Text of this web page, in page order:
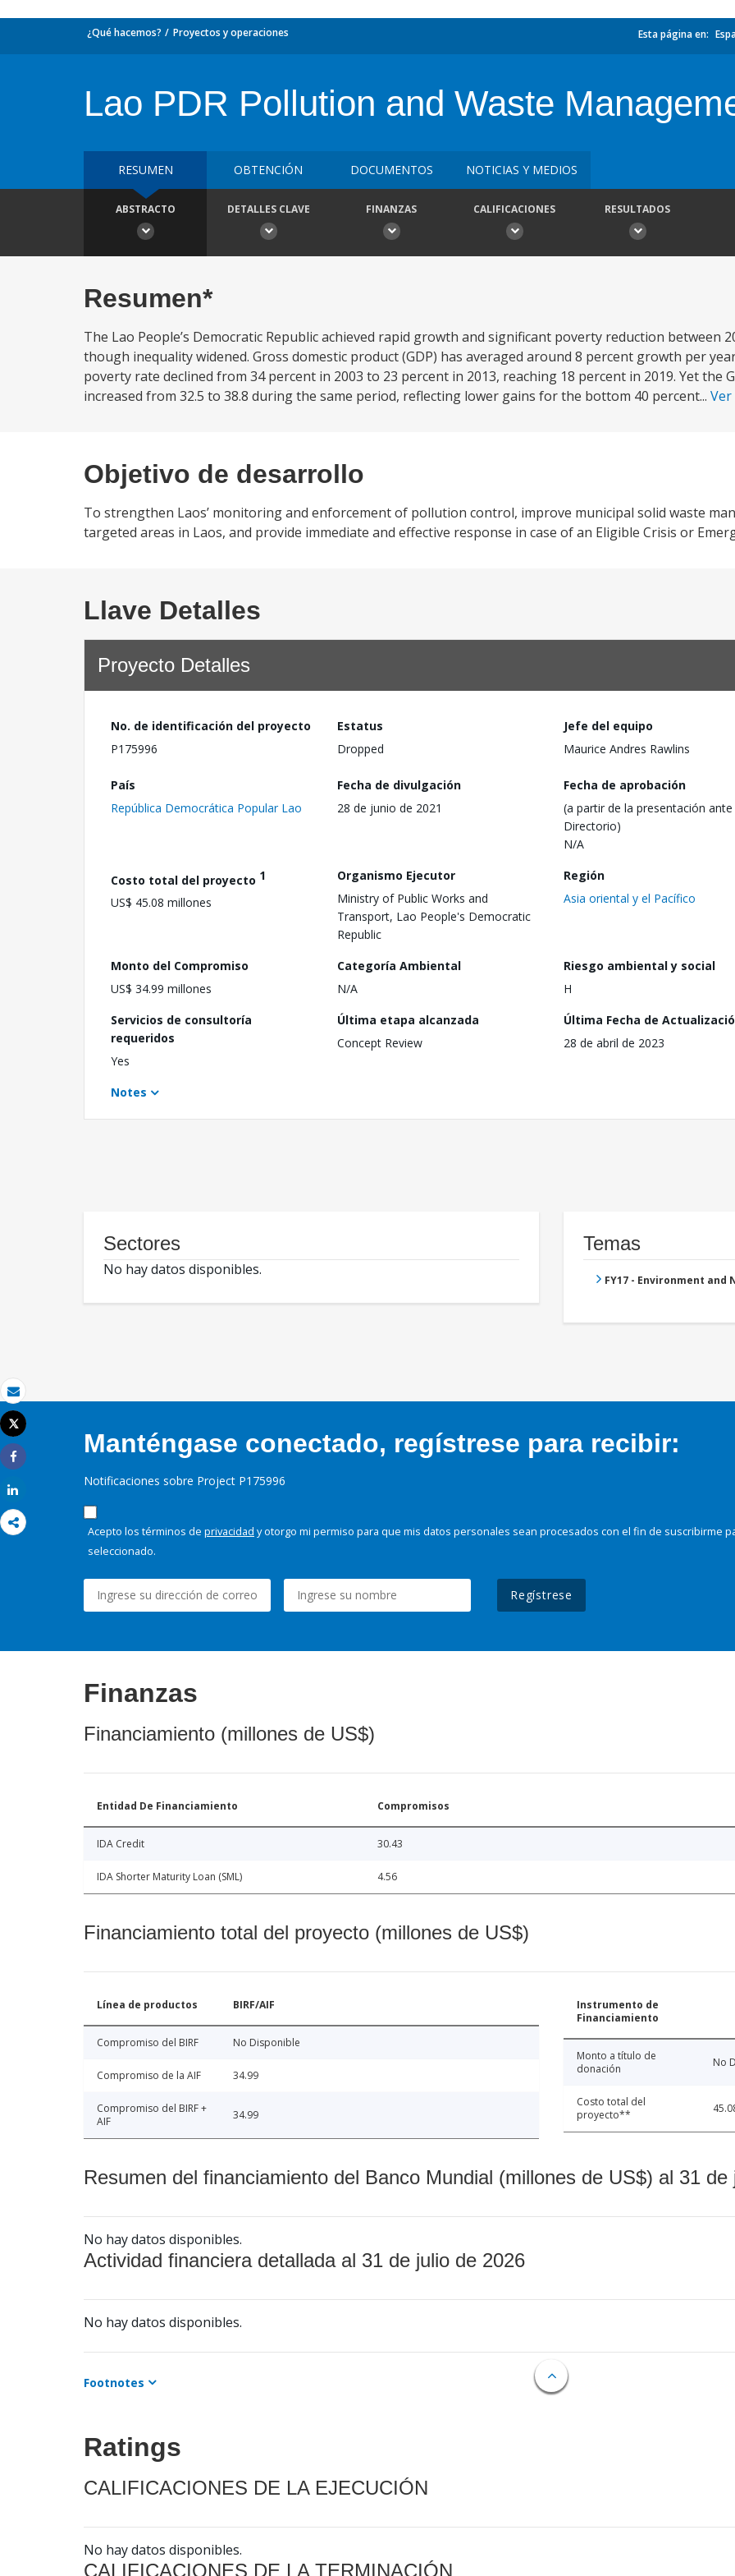
Correo electrónico
Imprimir
Tweet
Share
¿Qué hacemos? Proyectos y operaciones Esta página en:
Lao PDR Pollution and Waste
RESUMEN OBTENCIÓN DOCUMENTOS NOTICIAS Y MEDIOS
ABSTRACTO DETALLES CLAVE FINANZAS CALIFICACIONES RESULTADOS
Resumen*
The Lao People’s Democratic Republic achieved rapid growth and significant poverty reduction between
though inequality widened. Gross domestic product (GDP) has averaged around 8 percent growth per
poverty rate declined from 34 percent in 2003 to 23 percent in 2013, reaching 18 percent in 2019. Yet the
increased from 32.5 to 38.8 during the same period, reflecting lower gains for the bottom 40 percent... Ver
Objetivo de desarrollo
To strengthen Laos’ monitoring and enforcement of pollution control, improve municipal solid waste
targeted areas in Laos, and provide immediate and effective response in case of an Eligible Crisis or
Llave Detalles
Proyecto Detalles
No. de identificación del proyecto
P175996
Estatus
Dropped
Jefe del equipo
Maurice Andres Rawlins
País
República Democrática Popular Lao
Fecha de divulgación
28 de junio de 2021
Fecha de aprobación
(a partir de la presentación ante
Directorio)
N/A
Costo total del proyecto 1
US$ 45.08 millones
Organismo Ejecutor
Ministry of Public Works and
Transport, Lao People's Democratic
Republic
Región
Asia oriental y el Pacífico
Monto del Compromiso
US$ 34.99 millones
Categoría Ambiental
N/A
Riesgo ambiental y social
H
Servicios de consultoría
requeridos
Yes
Última etapa alcanzada
Concept Review
Última Fecha de
28 de abril de 2023
Notes
Sectores
No hay datos disponibles.
Temas
FY17 - Environment
Manténgase conectado, regístrese para recibir:
Notificaciones sobre Project P175996
Acepto los términos de privacidad y otorgo mi permiso para que mis datos personales sean procesados con el fin de suscribirme
seleccionado.
Regístrese
Finanzas
Financiamiento (millones de US$)
Entidad De Financiamiento Compromisos
IDA Credit 30.43
IDA Shorter Maturity Loan (SML) 4.56
Financiamiento total del proyecto (millones de US$)
Línea de productos BIRF/AIF
Compromiso del BIRF No Disponible
Compromiso de la AIF 34.99
Compromiso del BIRF +
AIF
34.99
Instrumento de
Financiamiento
Monto a título de
donación
No
Costo total del
proyecto**
Resumen del financiamiento del Banco Mundial (millones de US$) al 31 de
No hay datos disponibles.
Actividad financiera detallada al 31 de julio de 2026
No hay datos disponibles.
Footnotes
Ratings
CALIFICACIONES DE LA EJECUCIÓN
No hay datos disponibles.
CALIFICACIONES DE LA TERMINACIÓN